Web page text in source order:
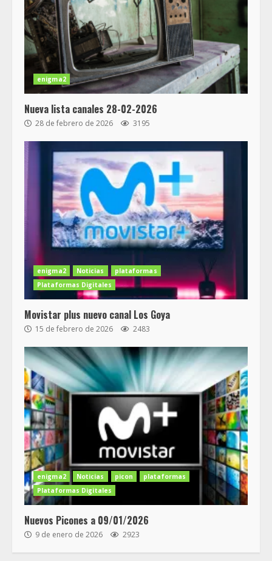
enigma2
Nueva lista canales 28-02-2026
28 de febrero de 2026 3195
enigma2 Noticias
plataformas
Plataformas Digitales
Movistar plus nuevo canal Los Goya
15 de febrero de 2026 2483
enigma2 Noticias picon
plataformas
Plataformas Digitales
Nuevos Picones a 09/01/2026
9 de enero de 2026 2923